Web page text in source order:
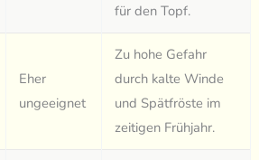
für den Topf.
Eher
ungeeignet
Zu hohe Gefahr
durch kalte Winde
und Spätfröste im
zeitigen Frühjahr.